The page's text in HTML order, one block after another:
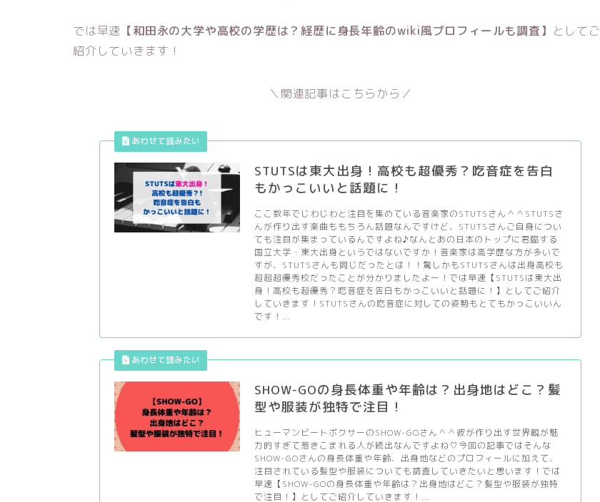
では早速 【和田永の大学や高校の学歴は？経歴に身長年齢のwiki風プロフィールも調査】 としてご
紹介していきます！
＼関連記事はこちらから／
STUTSは東大出身！高校も超優秀？吃音症を告白
もかっこいいと話題に！
ここ数年でじわじわと注目を集めている音楽家のSTUTSさん＾＾STUTSさ
んが作り出す楽曲ももちろん話題なんですけど、STUTSさんご自身につい
ても注目が集まっているんですよね♪なんとあの日本のトップに君臨する
国立大学・東大出身というではないですか！音楽家は高学歴な方が多いで
すが、STUTSさんも同じだったとは！！驚しかもSTUTSさんは出身高校も
超超超優秀校だったことが分かりましたよー！では早速【STUTSは東大出
身！高校も超優秀？吃音症を告白もかっこいいと話題に！】としてご紹介
していきます！STUTSさんの吃音症に対しての姿勢もとてもかっこいいん
です！...
SHOW-GOの身長体重や年齢は？出身地はどこ？髪
型や服装が独特で注目！
ヒューマンビートボクサーのSHOW-GOさん＾＾彼が作り出す世界観が魅
力的すぎて惹きこまれる人が続出なんですよね♡今回の記事ではそんな
SHOW-GOさんの身長体重や年齢、出身地などのプロフィールに加えて、
注目されている髪型や服装についても調査していきたいと思います！では
早速【SHOW-GOの身長体重や年齢は？出身地はどこ？髪型や服装が独特
で注目！】としてご紹介していきます！...